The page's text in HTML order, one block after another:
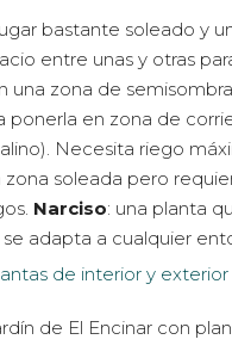
bastante soleado y
entre unas y otras
una zona de
ponerla en zona de
Necesita riego
zona soleada pero
Narciso: una planta
se adapta a cualquier
de El Encinar con